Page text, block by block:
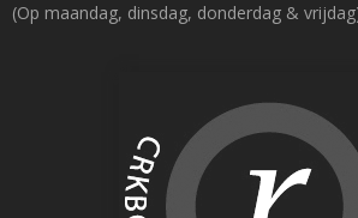
(Op maandag, dinsdag, donderdag &